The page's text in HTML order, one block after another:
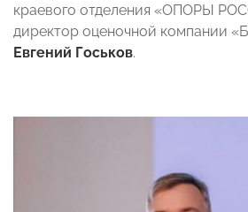
краевого отделения «ОПОРЫ
директор оценочной компании
Евгений Госьков.